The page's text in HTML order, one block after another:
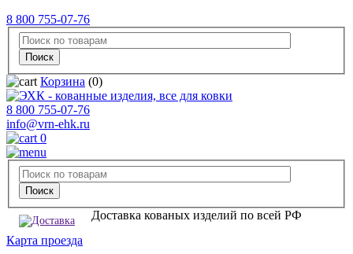
8 800 755-07-76
Корзина (0)
8 800 755-07-76
info@vrn-ehk.ru
0
Доставка кованых изделий по всей РФ
Карта проезда